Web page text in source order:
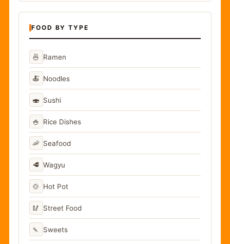
FOOD BY TYPE
🍜 Ramen
🍝 Noodles
🍣 Sushi
🍚 Rice Dishes
🦐 Seafood
🥩 Wagyu
🍲 Hot Pot
🥢 Street Food
🍡 Sweets